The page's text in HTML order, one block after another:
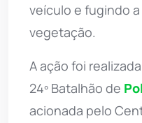
veículo e fugindo
vegetação.
A ação foi
24º Batalhão de
acionada pelo